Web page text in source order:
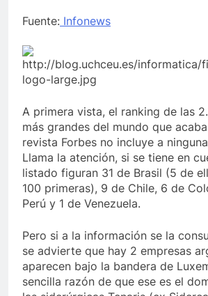
Fuente: Infonews
A primera vista, el ranking de las
más grandes del mundo que
revista Forbes no incluye a
Llama la atención, si se tiene en
listado figuran 31 de Brasil (5 de
100 primeras), 9 de Chile, 6 de
Perú y 1 de Venezuela.
Pero si a la información se la
se advierte que hay 2 empresas
aparecen bajo la bandera de
sencilla razón de que ese es el